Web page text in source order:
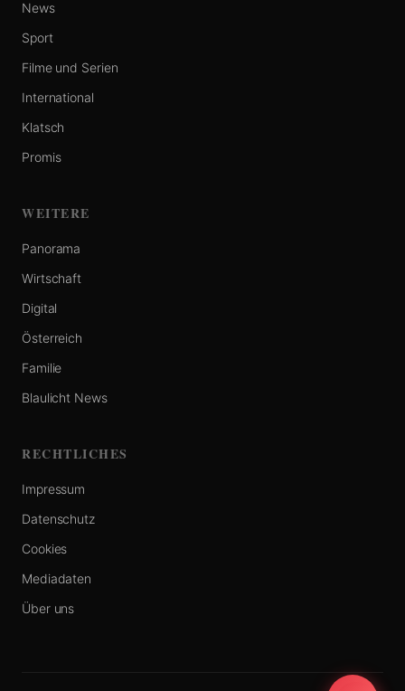
News
Sport
Filme und Serien
International
Klatsch
Promis
WEITERE
Panorama
Wirtschaft
Digital
Österreich
Familie
Blaulicht News
RECHTLICHES
Impressum
Datenschutz
Cookies
Mediadaten
Über uns